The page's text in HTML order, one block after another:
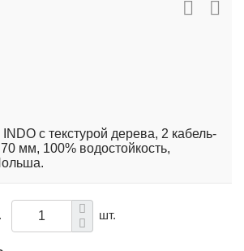
с текстурой дерева, 2 кабель-
мм, 100% водостойкость,
шт.